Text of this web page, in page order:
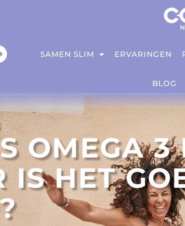
SAMEN SLIM ERVARINGEN
BLOG
OMEGA 3
IS HET